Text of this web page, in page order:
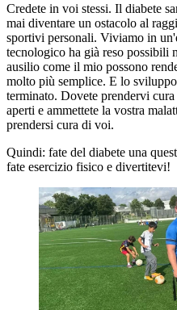
Credete in voi stessi. Il diabete
mai diventare un ostacolo al
sportivi personali. Viviamo in
tecnologico ha già reso possibili
ausilio come il mio possono
molto più semplice. E lo
terminato. Dovete prendervi
aperti e ammettete la vostra
prendersi cura di voi.
Quindi: fate del diabete una
fate esercizio fisico e divertitevi!